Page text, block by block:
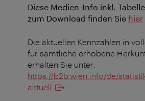
Diese Medien-Info inkl.
zum Download finden Sie hier
Die aktuellen Kennzahlen in
für sämtliche erhobene
erhalten Sie unter:
https://b2b.wien.info/de/
aktuell